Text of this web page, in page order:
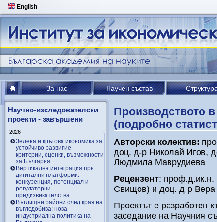
English
За нас Научен състав
Научно-изследователски
проекти - завършени
2026
Зелена и кръгова икономика за
устойчиво развитие –
критерии, оценки, възможности
за България
Вертикална интеграция при
дигитални платформи:
конкуренция, потенциал и
регулаторни
предизвикателства
Въглищни райони след края на
въгледобива: нова
индустриална политика на
Производството
(подробно
Авторски колектив:
доц. д-р Николай Игов,
Людмила Маврудиева
Рецензент:
Свищов) и доц. д-р
Проектът е разработен
заседание на Научния